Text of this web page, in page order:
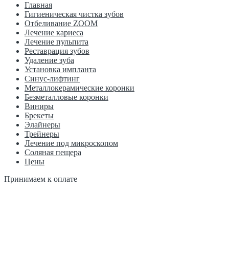
Главная
Гигиеническая чистка зубов
Отбеливание ZOOM
Лечение кариеса
Лечение пульпита
Реставрация зубов
Удаление зуба
Установка импланта
Синус-лифтинг
Металлокерамические коронки
Безметалловые коронки
Виниры
Брекеты
Элайнеры
Трейнеры
Лечение под микроскопом
Соляная пещера
Цены
Принимаем к оплате